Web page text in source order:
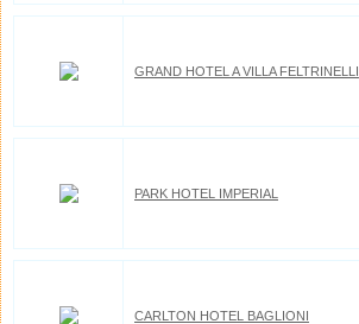
GRAND HOTEL A VILLA FELTRINELLI
PARK HOTEL IMPERIAL
CARLTON HOTEL BAGLIONI